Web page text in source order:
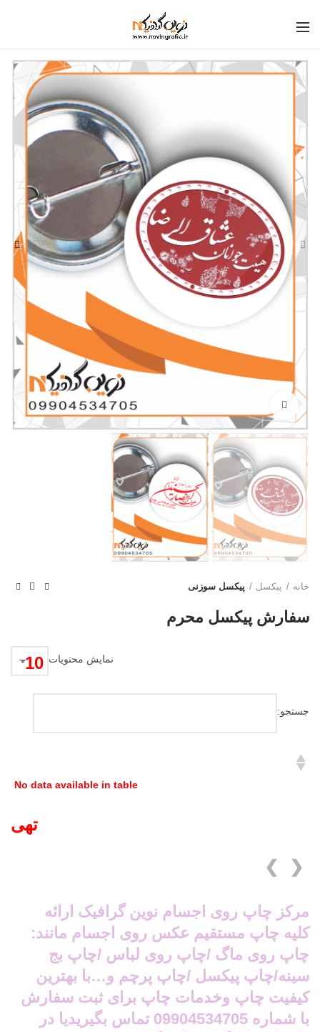
خانه پیکسل پیکسل سوزنی
سفارش پیکسل محرم
نمایش محتویات
جستجو:
No data available in table
تهی
❮
❯
مرکز چاپ روی اجسام نوین گرافیک ارائه
کلیه چاپ مستقیم عکس روی اجسام مانند:
چاپ روی ماگ /چاپ روی لباس /چاپ بج
سینه/چاپ پیکسل /چاپ پرچم و…با بهترین
کیفیت چاپ وخدمات چاپ برای ثبت سفارش
با شماره 09904534705 تماس بگیریدیا در